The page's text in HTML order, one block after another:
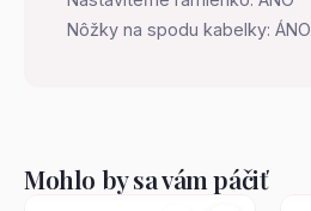
Nôžky na spodu kabelky: ÁNO
Mohlo by sa vám páčiť